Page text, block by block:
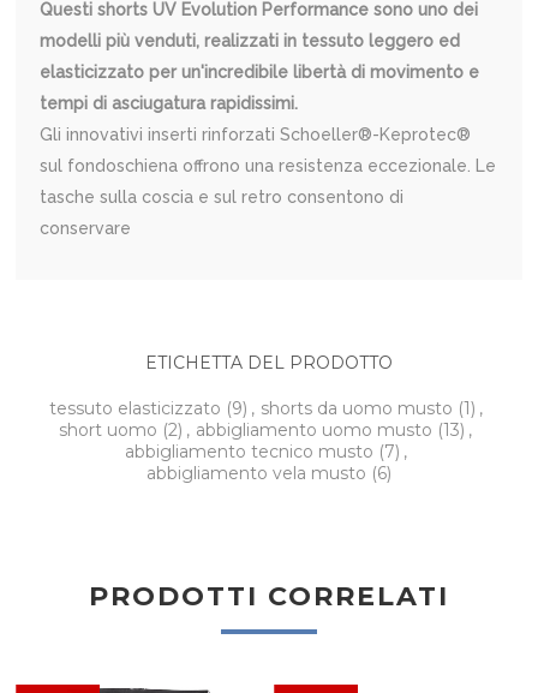
Questi shorts UV Evolution Performance sono uno dei
modelli più venduti, realizzati in tessuto leggero ed
elasticizzato per un'incredibile libertà di movimento e
tempi di asciugatura rapidissimi.
Gli innovativi inserti rinforzati Schoeller®-Keprotec®
sul fondoschiena offrono una resistenza eccezionale. Le
tasche sulla coscia e sul retro consentono di
conservare
ETICHETTA DEL PRODOTTO
tessuto elasticizzato (9) , shorts da uomo musto (1) ,
short uomo (2) , abbigliamento uomo musto (13) ,
abbigliamento tecnico musto (7) ,
abbigliamento vela musto (6)
PRODOTTI CORRELATI